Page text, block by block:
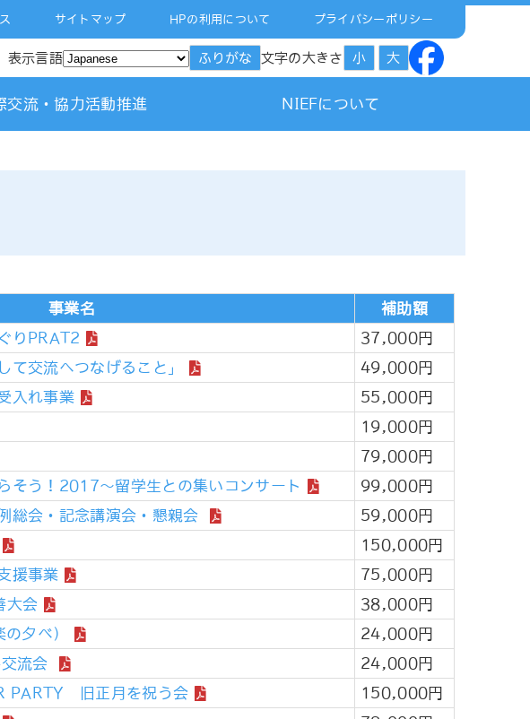
交流・協力活動推進 NIEFについて
表示言語 ふりがな 文字の大きさ 小 大
サイトマップ HPの利用について プライバシーポリシー
事業名 補助額
りPRAT2 37,000円
て交流へつなげること」 49,000円
入れ事業 55,000円
19,000円
79,000円
そう！2017～留学生との集いコンサート 99,000円
会・記念講演会・懇親会 59,000円
150,000円
援事業 75,000円
大会 38,000円
夕べ） 24,000円
流会 24,000円
PARTY 旧正月を祝う会 150,000円